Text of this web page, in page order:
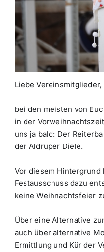
Liebe Vereinsmitglieder,
bei den meisten von
in der
uns ja bald: Der
der Aldruper Diele.
Vor diesem Hintergrund
Festausschuss dazu
keine Weihnachtsfeier
Über eine Alternative
auch über alternative
Ermittlung und Kür der